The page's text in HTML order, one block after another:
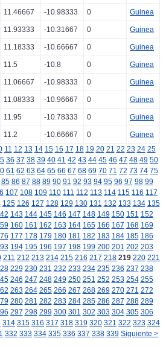
11.46667 -10.98333 0 Guinea
11.93333 -10.31667 0 Guinea
11.18333 -10.66667 0 Guinea
11.5 -10.8 0 Guinea
11.06667 -10.98333 0 Guinea
11.08333 -10.96667 0 Guinea
11.95 -10.78333 0 Guinea
11.2 -10.66667 0
Guinea
11 12 13 14 15 16 17 18 19 20 21 22 23 24 25
36 37 38 39 40 41 42 43 44 45 46 47 48 49 50
61 62 63 64 65 66 67 68 69 70 71 72 73 74 75
85 86 87 88 89 90 91 92 93 94 95 96 97 98 99
107 108 109 110 111 112 113 114 115 116 117
125 126 127 128 129 130 131 132 133 134 135
143 144 145 146 147 148 149 150 151 152
160 161 162 163 164 165 166 167 168 169
177 178 179 180 181 182 183 184 185 186
194 195 196 197 198 199 200 201 202 203
211 212 213 214 215 216 217 218 219 220 221
229 230 231 232 233 234 235 236 237 238
246 247 248 249 250 251 252 253 254 255
263 264 265 266 267 268 269 270 271 272
280 281 282 283 284 285 286 287 288 289
297 298 299 300 301 302 303 304 305 306
314 315 316 317 318 319 320 321 322 323 324
332 333 334 335 336 337 338 339 Siguiente >